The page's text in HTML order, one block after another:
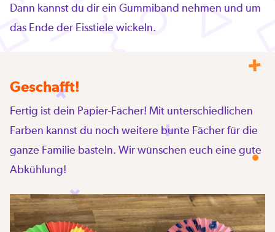
Dann kannst du dir ein Gummiband nehmen und um
das Ende der Eisstiele wickeln.
Geschafft!
Fertig ist dein Papier-Fächer! Mit unterschiedlichen
Farben kannst du noch weitere bunte Fächer für die
ganze Familie basteln. Wir wünschen euch eine gute
Abkühlung!